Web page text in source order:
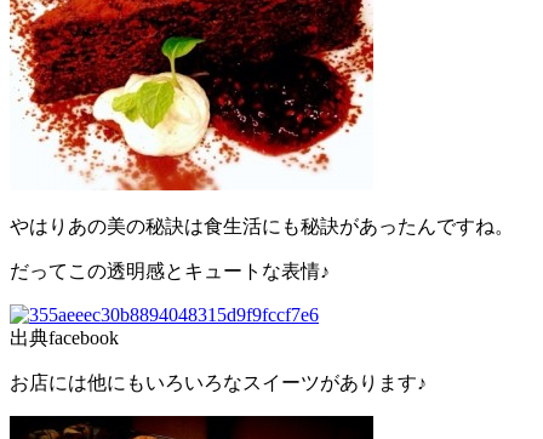
やはりあの美の秘訣は食生活にも秘訣があったんですね。
だってこの透明感とキュートな表情♪
出典facebook
お店には他にもいろいろなスイーツがあります♪